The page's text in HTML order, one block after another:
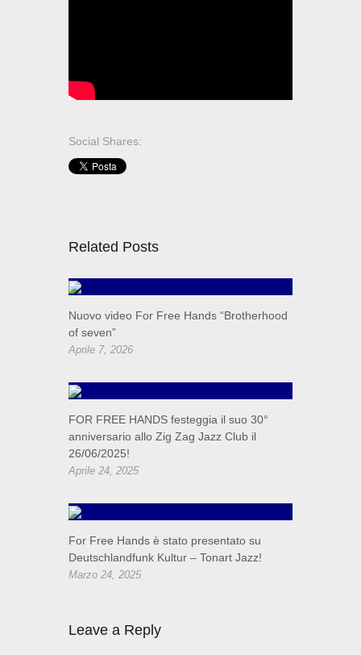
Social Shares:
Related Posts
Nuovo video For Free Hands “Brotherhood
of seven”
Aprile 7, 2026
FOR FREE HANDS festeggia il suo 30°
anniversario allo Zig Zag Jazz Club il
26/06/2025!
Aprile 24, 2025
For Free Hands è stato presentato su
Deutschlandfunk Kultur – Tonart Jazz!
Marzo 24, 2025
Leave a Reply